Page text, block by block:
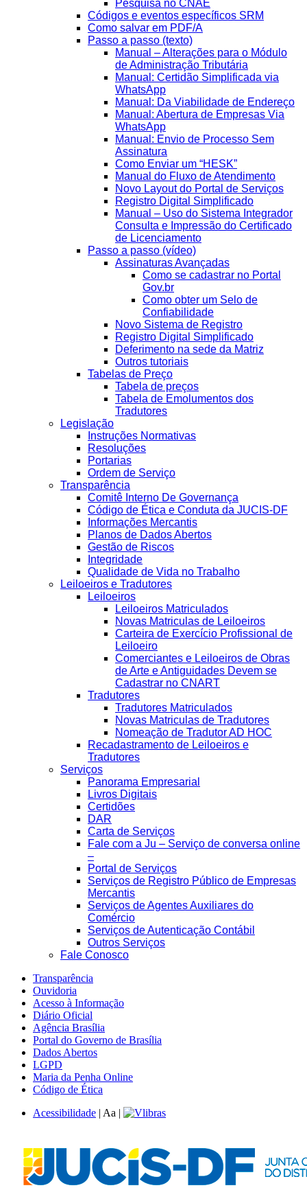
Pesquisa no CNAE
Códigos e eventos específicos SRM
Como salvar em PDF/A
Passo a passo (texto)
Manual – Alterações para o Módulo
de Administração Tributária
Manual: Certidão Simplificada via
WhatsApp
Manual: Da Viabilidade de Endereço
Manual: Abertura de Empresas Via
WhatsApp
Manual: Envio de Processo Sem
Assinatura
Como Enviar um “HESK”
Manual do Fluxo de Atendimento
Novo Layout do Portal de Serviços
Registro Digital Simplificado
Manual – Uso do Sistema Integrador
Consulta e Impressão do Certificado
de Licenciamento
Passo a passo (vídeo)
Assinaturas Avançadas
Como se cadastrar no Portal
Gov.br
Como obter um Selo de
Confiabilidade
Novo Sistema de Registro
Registro Digital Simplificado
Deferimento na sede da Matriz
Outros tutoriais
Tabelas de Preço
Tabela de preços
Tabela de Emolumentos dos
Tradutores
Legislação
Instruções Normativas
Resoluções
Portarias
Ordem de Serviço
Transparência
Comitê Interno De Governança
Código de Ética e Conduta da JUCIS-DF
Informações Mercantis
Planos de Dados Abertos
Gestão de Riscos
Integridade
Qualidade de Vida no Trabalho
Leiloeiros e Tradutores
Leiloeiros
Leiloeiros Matriculados
Novas Matriculas de Leiloeiros
Carteira de Exercício Profissional de
Leiloeiro
Comerciantes e Leiloeiros de Obras
de Arte e Antiguidades Devem se
Cadastrar no CNART
Tradutores
Tradutores Matriculados
Novas Matriculas de Tradutores
Nomeação de Tradutor AD HOC
Recadastramento de Leiloeiros e
Tradutores
Serviços
Panorama Empresarial
Livros Digitais
Certidões
DAR
Carta de Serviços
Fale com a Ju – Serviço de conversa online
–
Portal de Serviços
Serviços de Registro Público de Empresas
Mercantis
Serviços de Agentes Auxiliares do
Comércio
Serviços de Autenticação Contábil
Outros Serviços
Fale Conosco
Transparência
Ouvidoria
Acesso à Informação
Diário Oficial
Agência Brasília
Portal do Governo de Brasília
Dados Abertos
LGPD
Maria da Penha Online
Código de Ética
Acessibilidade | Aa |